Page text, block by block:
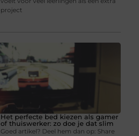
project
Het perfecte bed kiezen als gamer
of thuiswerker: zo doe je dat slim
Goed artikel? Deel hem dan op: Share